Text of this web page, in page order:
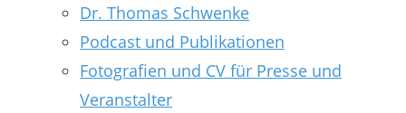
Dr. Thomas Schwenke
Podcast und Publikationen
Fotografien und CV für Presse und
Veranstalter